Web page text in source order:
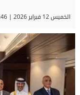
الخميس 12 فبراير 2026 | 02:46 مساءً